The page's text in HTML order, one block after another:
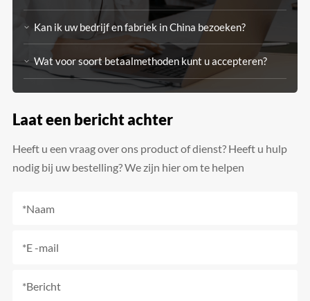
Kan ik uw bedrijf en fabriek in China bezoeken?
Wat voor soort betaalmethoden kunt u accepteren?
Laat een bericht achter
Heeft u een vraag over ons product of dienst? Heeft u hulp
nodig bij uw bestelling? We zijn hier om te helpen